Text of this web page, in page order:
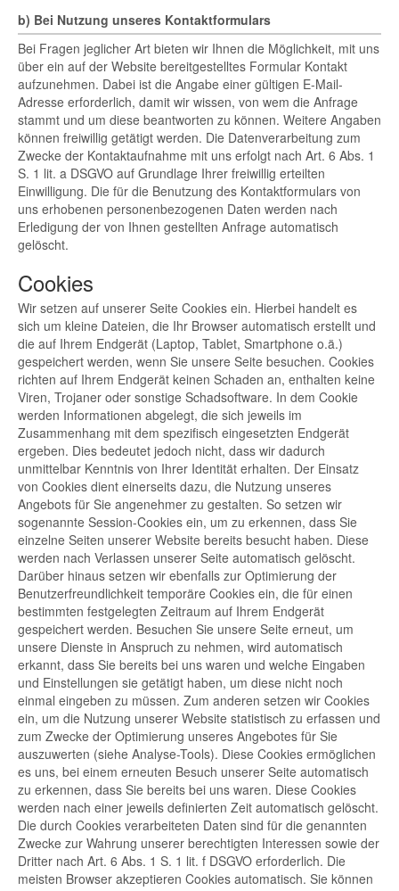
b) Bei Nutzung unseres Kontaktformulars
Bei Fragen jeglicher Art bieten wir Ihnen die Möglichkeit, mit uns
über ein auf der Website bereitgestelltes Formular Kontakt
aufzunehmen. Dabei ist die Angabe einer gültigen E-Mail-
Adresse erforderlich, damit wir wissen, von wem die Anfrage
stammt und um diese beantworten zu können. Weitere Angaben
können freiwillig getätigt werden. Die Datenverarbeitung zum
Zwecke der Kontaktaufnahme mit uns erfolgt nach Art. 6 Abs. 1
S. 1 lit. a DSGVO auf Grundlage Ihrer freiwillig erteilten
Einwilligung. Die für die Benutzung des Kontaktformulars von
uns erhobenen personenbezogenen Daten werden nach
Erledigung der von Ihnen gestellten Anfrage automatisch
gelöscht.
Cookies
Wir setzen auf unserer Seite Cookies ein. Hierbei handelt es
sich um kleine Dateien, die Ihr Browser automatisch erstellt und
die auf Ihrem Endgerät (Laptop, Tablet, Smartphone o.ä.)
gespeichert werden, wenn Sie unsere Seite besuchen. Cookies
richten auf Ihrem Endgerät keinen Schaden an, enthalten keine
Viren, Trojaner oder sonstige Schadsoftware. In dem Cookie
werden Informationen abgelegt, die sich jeweils im
Zusammenhang mit dem spezifisch eingesetzten Endgerät
ergeben. Dies bedeutet jedoch nicht, dass wir dadurch
unmittelbar Kenntnis von Ihrer Identität erhalten. Der Einsatz
von Cookies dient einerseits dazu, die Nutzung unseres
Angebots für Sie angenehmer zu gestalten. So setzen wir
sogenannte Session-Cookies ein, um zu erkennen, dass Sie
einzelne Seiten unserer Website bereits besucht haben. Diese
werden nach Verlassen unserer Seite automatisch gelöscht.
Darüber hinaus setzen wir ebenfalls zur Optimierung der
Benutzerfreundlichkeit temporäre Cookies ein, die für einen
bestimmten festgelegten Zeitraum auf Ihrem Endgerät
gespeichert werden. Besuchen Sie unsere Seite erneut, um
unsere Dienste in Anspruch zu nehmen, wird automatisch
erkannt, dass Sie bereits bei uns waren und welche Eingaben
und Einstellungen sie getätigt haben, um diese nicht noch
einmal eingeben zu müssen. Zum anderen setzen wir Cookies
ein, um die Nutzung unserer Website statistisch zu erfassen und
zum Zwecke der Optimierung unseres Angebotes für Sie
auszuwerten (siehe Analyse-Tools). Diese Cookies ermöglichen
es uns, bei einem erneuten Besuch unserer Seite automatisch
zu erkennen, dass Sie bereits bei uns waren. Diese Cookies
werden nach einer jeweils definierten Zeit automatisch gelöscht.
Die durch Cookies verarbeiteten Daten sind für die genannten
Zwecke zur Wahrung unserer berechtigten Interessen sowie der
Dritter nach Art. 6 Abs. 1 S. 1 lit. f DSGVO erforderlich. Die
meisten Browser akzeptieren Cookies automatisch. Sie können